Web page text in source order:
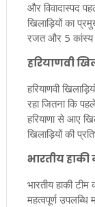
और विवादास्पद
खिलाड़ियों का
रजत और 5 कांस्य
हरियाणवी
हरियाणवी
रहा जितना कि
हरियाणा से आए
खिलाड़ियों की
भारतीय हाकी
भारतीय हाकी
महत्वपूर्ण